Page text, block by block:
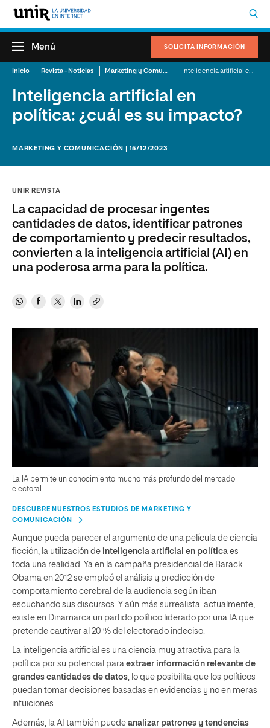
SOLICITA INFORMACIÓN
Menú
Inicio Revista - Noticias Marketing y Comunicación
Inteligencia artificial en
política: ¿cuál es su impacto?
MARKETING Y COMUNICACIÓN | 15/12/2023
UNIR REVISTA
La capacidad de procesar ingentes
cantidades de datos, identificar patrones
de comportamiento y predecir resultados,
convierten a la inteligencia artificial (AI) en
una poderosa arma para la política.
La IA permite un conocimiento mucho más profundo del mercado
electoral.
DESCUBRE NUESTROS ESTUDIOS DE MARKETING Y
COMUNICACIÓN
Aunque pueda parecer el argumento de una película de ciencia
ficción, la utilización de inteligencia artificial en política es
toda una realidad. Ya en la campaña presidencial de Barack
Obama en 2012 se empleó el análisis y predicción de
comportamiento cerebral de la audiencia según iban
escuchando sus discursos. Y aún más surrealista: actualmente,
existe en Dinamarca un partido político liderado por una IA que
pretende cautivar al 20 % del electorado indeciso.
La inteligencia artificial es una ciencia muy atractiva para la
política por su potencial para extraer información relevante de
grandes cantidades de datos , lo que posibilita que los políticos
puedan tomar decisiones basadas en evidencias y no en meras
intuiciones.
Además, la AI también puede analizar patrones y tendencias